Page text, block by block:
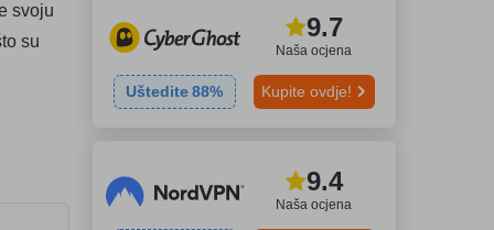
svoju
su
Naša ocjena
9.7
Uštedite 88% Kupite ovdje!
Naša ocjena
9.4